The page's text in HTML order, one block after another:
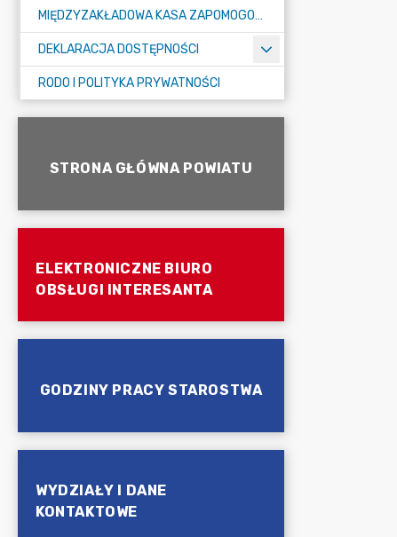
MIĘDZYZAKŁADOWA KASA ZAPOMOGOWO-POŻYCZKOWA
DEKLARACJA DOSTĘPNOŚCI
RODO I POLITYKA PRYWATNOŚCI
STRONA GŁÓWNA POWIATU
ELEKTRONICZNE BIURO
OBSŁUGI INTERESANTA
GODZINY PRACY STAROSTWA
WYDZIAŁY I DANE
KONTAKTOWE